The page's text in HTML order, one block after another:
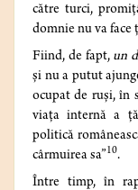
către turci,
domnie nu va face
Fiind, de fapt, un
și nu a putut
ocupat de ruși, în
viața internă a
politică
cârmuirea sa”10.
Între timp, în